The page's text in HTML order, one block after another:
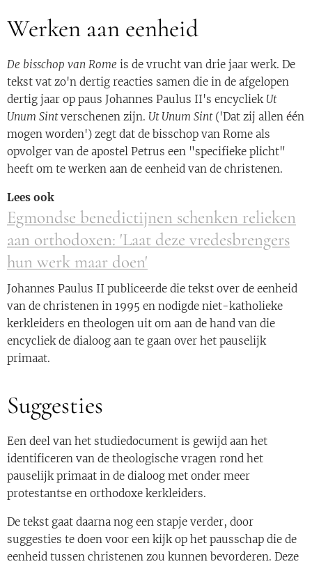
Werken aan eenheid
De bisschop van Rome is de vrucht van drie jaar werk. De
tekst vat zo'n dertig reacties samen die in de afgelopen
dertig jaar op paus Johannes Paulus II's encycliek Ut
Unum Sintverschenen zijn. Ut Unum Sint('Dat zij allen één
mogen worden') zegt dat de bisschop van Rome als
opvolger van de apostel Petrus een "specifieke plicht"
heeft om te werken aan de eenheid van de christenen.
Lees ook
Egmondse benedictijnen schenken relieken
aan orthodoxen: 'Laat deze vredesbrengers
hun werk maar doen'
Johannes Paulus II publiceerde die tekst over de eenheid
van de christenen in 1995 en nodigde niet-katholieke
kerkleiders en theologen uit om aan de hand van die
encycliek de dialoog aan te gaan over het pauselijk
primaat.
Suggesties
Een deel van het studiedocument is gewijd aan het
identificeren van de theologische vragen rond het
pauselijk primaat in de dialoog met onder meer
protestantse en orthodoxe kerkleiders.
De tekst gaat daarna nog een stapje verder, door
suggesties te doen voor een kijk op het pausschap die de
eenheid tussen christenen zou kunnen bevorderen. Deze